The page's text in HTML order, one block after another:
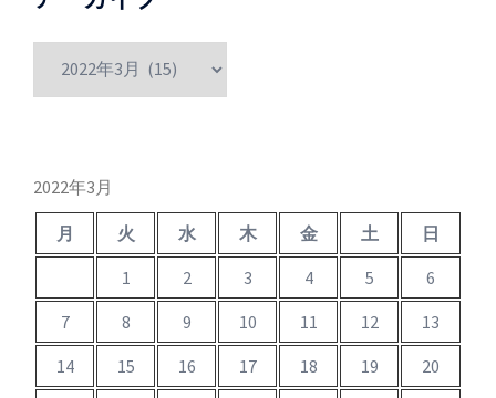
2022年3月
月 火 水 木 金 土
日
1
2 3 4 5
6
7
8 9 10 11 12
13
14
15 16 17 18 19
20